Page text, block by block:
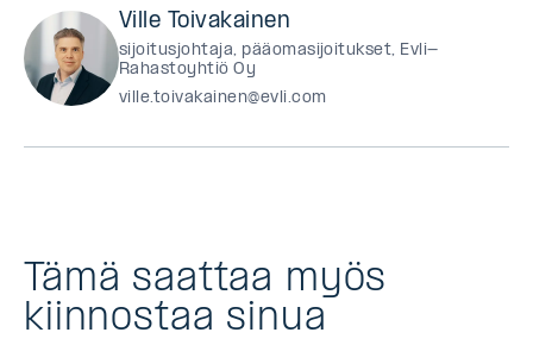
Ville Toivakainen
sijoitusjohtaja, pääomasijoitukset, Evli-
Rahastoyhtiö Oy
ville.toivakainen@evli.com
Tämä saattaa myös
kiinnostaa sinua